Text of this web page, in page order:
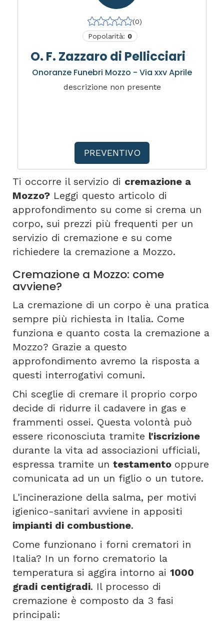
(0)
Popolarità: 0
O. F. Zazzaro di Pellicciari
Onoranze Funebri Mozzo - Via xxv Aprile
descrizione non presente
PREVENTIVO
Ti occorre il servizio di cremazione a
Mozzo? Leggi questo articolo di
approfondimento su come si crema un
corpo, sui prezzi più frequenti per un
servizio di cremazione e su come
richiedere la cremazione a Mozzo.
Cremazione a Mozzo: come
avviene?
La cremazione di un corpo è una pratica
sempre più richiesta in Italia. Come
funziona e quanto costa la cremazione a
Mozzo? Grazie a questo
approfondimento avremo la risposta a
questi interrogativi comuni.
Chi sceglie di cremare il proprio corpo
decide di ridurre il cadavere in gas e
frammenti ossei. Questa volontà può
essere riconosciuta tramite l'iscrizione
durante la vita ad associazioni ufficiali,
espressa tramite un testamento oppure
comunicata ad un un figlio o un tutore.
L'incinerazione della salma, per motivi
igienico-sanitari avviene in appositi
impianti di combustione.
Come funzionano i forni crematori in
Italia? In un forno crematorio la
temperatura si aggira intorno ai 1000
gradi centigradi. Il processo di
cremazione è composto da 3 fasi
principali: